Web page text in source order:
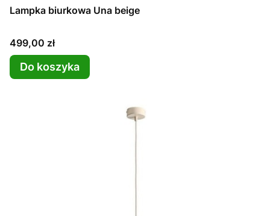
Lampka biurkowa Una beige
Cena
499,00 zł
Do koszyka